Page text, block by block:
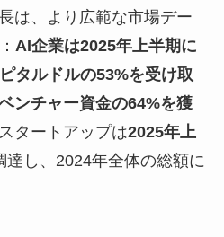
は、より広範な市場デー
AI企業は2025年上半期に
タルドルの53%を受け取
ンチャー資金の64%を獲
タートアップは2025年上
達し、2024年全体の総額に